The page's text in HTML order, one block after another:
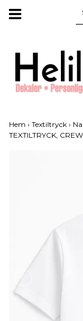
Hem › Textiltryck ›
TEXTILTRYCK,